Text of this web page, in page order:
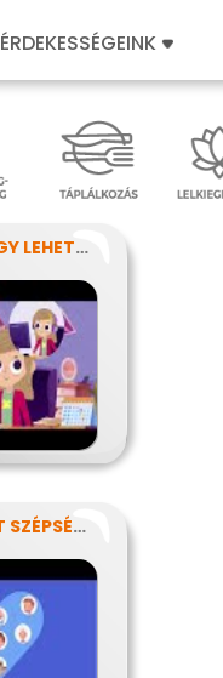
ÉRDEKESSÉGEINK
PROBLÉMA VAGY LEHETŐSÉG?
A CSALÁDI ÉLET SZÉPSÉGEI ÉS NEHÉZSÉGEI